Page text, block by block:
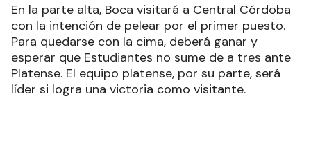
En la parte alta, Boca visitará a Central Córdoba
con la intención de pelear por el primer puesto.
Para quedarse con la cima, deberá ganar y
esperar que Estudiantes no sume de a tres ante
Platense. El equipo platense, por su parte, será
líder si logra una victoria como visitante.